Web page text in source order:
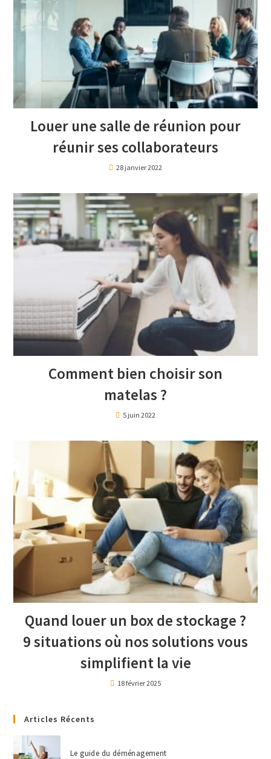
Louer une salle de réunion pour
réunir ses collaborateurs
28 janvier 2022
Comment bien choisir son
matelas ?
5 juin 2022
Quand louer un box de stockage ?
9 situations où nos solutions vous
simplifient la vie
18 février 2025
Articles Récents
Le guide du déménagement